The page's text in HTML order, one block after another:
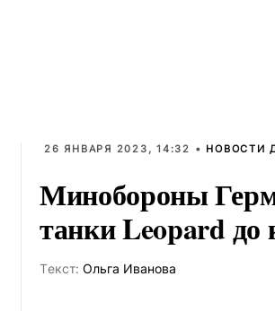
26 ЯНВАРЯ 2023, 14:32 • НОВОСТИ
Минобороны
танки Leopard до
Tекст: Ольга Иванова